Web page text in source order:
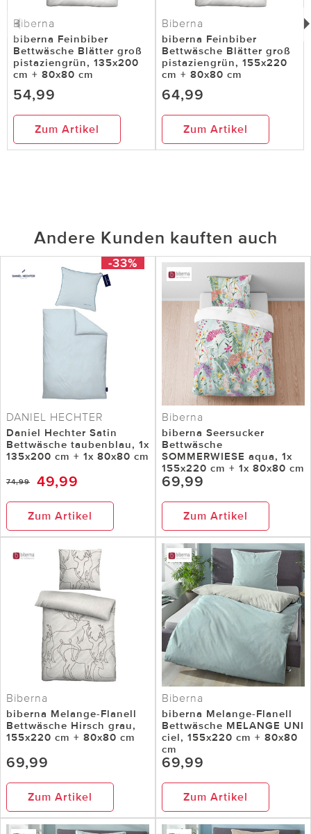
Biberna
biberna Feinbiber
Bettwäsche Blätter groß
pistaziengrün, 135x200
cm + 80x80 cm
54,99
Zum Artikel
Biberna
biberna Feinbiber
Bettwäsche Blätter groß
pistaziengrün, 155x220
cm + 80x80 cm
64,99
Zum Artikel
Andere Kunden kauften auch
-33%
DANIEL HECHTER
Daniel Hechter Satin
Bettwäsche taubenblau, 1x
135x200 cm + 1x 80x80 cm
74,99 49,99
Zum Artikel
Biberna
biberna Seersucker
Bettwäsche
SOMMERWIESE aqua, 1x
155x220 cm + 1x 80x80 cm
69,99
Zum Artikel
Biberna
biberna Melange-Flanell
Bettwäsche Hirsch grau,
155x220 cm + 80x80 cm
69,99
Zum Artikel
Biberna
biberna Melange-Flanell
Bettwäsche MELANGE UNI
ciel, 155x220 cm + 80x80
cm
69,99
Zum Artikel